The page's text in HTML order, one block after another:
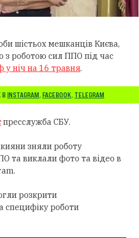
шістьох мешканців Києва,
з роботою сил ППО під час
у ніч на 16 травня.
В INSTAGRAM, FACEBOOK, TELEGRAM
пресслужба СБУ.
зняли роботу
та виклали фото та відео в
розкрити
специфіку роботи